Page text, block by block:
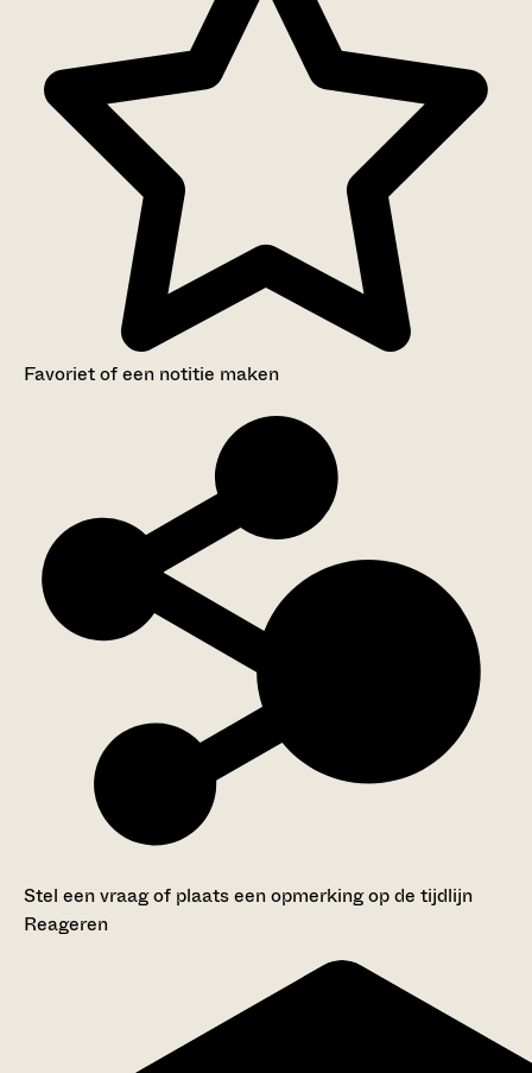
Favoriet of een notitie maken
Stel een vraag of plaats een opmerking op de tijdlijn
Reageren